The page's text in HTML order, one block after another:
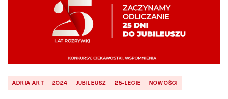
ADRIA ART 2024 JUBILEUSZ 25-LECIE NOWOŚCI